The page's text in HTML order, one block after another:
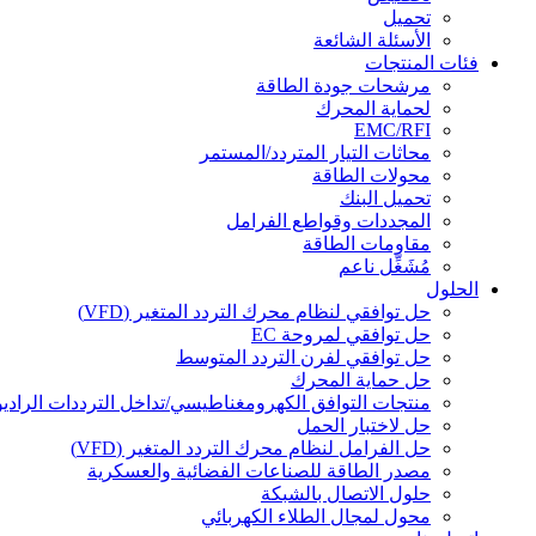
تحميل
الأسئلة الشائعة
فئات المنتجات
مرشحات جودة الطاقة
لحماية المحرك
EMC/RFI
محاثات التيار المتردد/المستمر
محولات الطاقة
تحميل البنك
المجددات وقواطع الفرامل
مقاومات الطاقة
مُشَغِّل ناعم
الحلول
حل توافقي لنظام محرك التردد المتغير (VFD)
حل توافقي لمروحة EC
حل توافقي لفرن التردد المتوسط
حل حماية المحرك
منتجات التوافق الكهرومغناطيسي/تداخل الترددات
حل لاختبار الحمل
حل الفرامل لنظام محرك التردد المتغير (VFD)
مصدر الطاقة للصناعات الفضائية والعسكرية
حلول الاتصال بالشبكة
محول لمجال الطلاء الكهربائي